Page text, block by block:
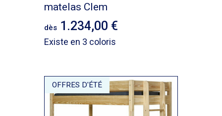
matelas Clem
dès 1.234,00
Existe en 3 coloris
OFFRES D'ÉTÉ